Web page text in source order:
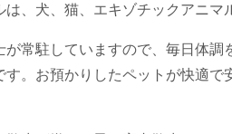
、犬、猫、エキゾチックアニマ
が常駐していますので、毎日体調
。お預かりしたペットが快適で